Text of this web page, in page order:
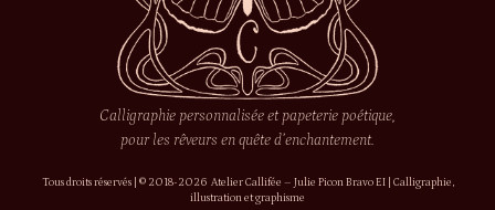
Calligraphie personnalisée et papeterie poétique,
pour les rêveurs en quête d’enchantement.
Tous droits réservés | © 2018-2026 Atelier Callifée – Julie Picon Bravo EI | Calligraphie,
illustration et graphisme